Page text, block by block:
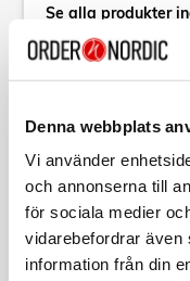
Denna webbplats
Vi använder
och annonserna till
för sociala medier
vidarebefordrar även
information från din
Se alla produkter
Beskrivning
Art. nr:A15169
CAMERALENS1151